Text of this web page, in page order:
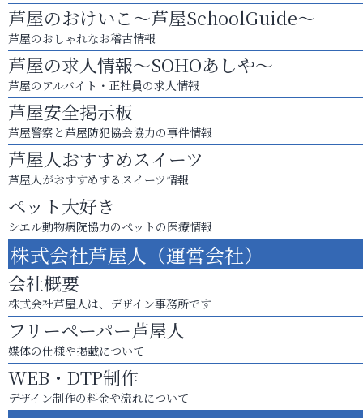
芦屋のおけいこ～芦屋SchoolGuide～
芦屋のおしゃれなお稽古情報
芦屋の求人情報～SOHOあしや～
芦屋のアルバイト・正社員の求人情報
芦屋安全掲示板
芦屋警察と芦屋防犯協会協力の事件情報
芦屋人おすすめスイーツ
芦屋人がおすすめするスイーツ情報
ペット大好き
シエル動物病院協力のペットの医療情報
株式会社芦屋人（運営会社）
会社概要
株式会社芦屋人は、デザイン事務所です
フリーペーパー芦屋人
媒体の仕様や掲載について
WEB・DTP制作
デザイン制作の料金や流れについて